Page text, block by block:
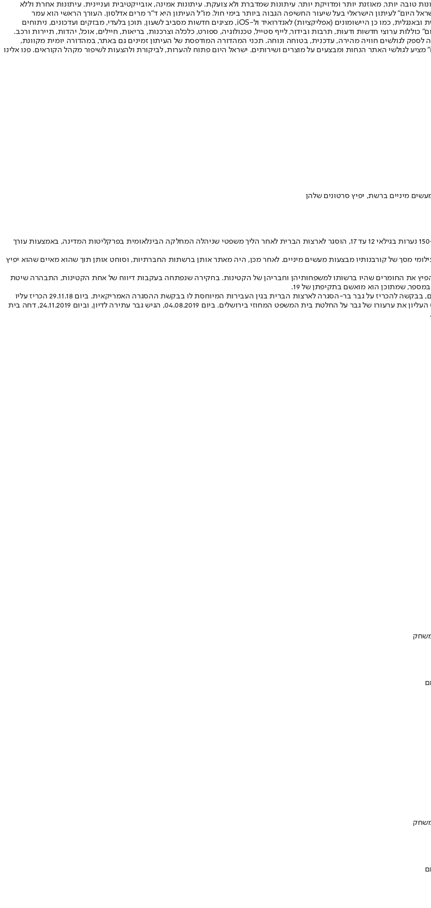
טובה יותר, מאוזנת יותר ומדויקת יותר. עיתונות שמדברת ולא צועקת. עיתונות אמינה, אובייקטיבית ועניינית. עיתונות אחרת וללא
המודפסת הראשונה פורסמה ב-30 ביולי 2007, וב-2010 הפך "ישראל היום" לעיתון הישראלי בעל שיעור החשיפה הגבוה ביותר בימי חול. מו"ל העיתון היא ד"ר מרים אדלסון. העורך הראשי הוא עמר
לחמנוביץ, והעורך המייסד הוא עמוס רגב. אתרי האינטרנט של "ישראל היום" בעברית ובאנגלית, כמו כן היישומונים (אפליקציות) לאנדרואיד ול-iOS, מציגים חדשות מסביב לשעון, תוכן בלעדי, מבזקים ועדכונים, ניתוחים
כוללות ערוצי חדשות ודעות, תרבות ובידור, לייף סטייל, טכנולוגיה, ספורט, כלכלה וצרכנות, בריאות, חיילים, אוכל, יהדות, תיירות ורכב.
לספק לגולשים חוויה מהירה, עדכנית, בטוחה ונוחה. תכני המהדורה המודפסת של העיתון זמינים גם באתר, במהדורה יומית מקוונת,
לגולשי האתר הנחות ומבצעים על מוצרים ושירותים. ישראל היום פתוח להערות, לביקורת ולהצעות לשיפור מקהל הקוראים. פנו אלינו
מיניים ברשת, יפיץ סרטונים שלהן
, הוסגר לארצות הברית לאחר הליך משפטי שניהלה המחלקה הבינלאומית בפרקליטות המדינה, באמצעות עורך
מסך של קורבנותיו מבצעות מעשים מיניים. לאחר מכן, היה מאתר אותן ברשתות החברתיות, וסוחט אותן תוך שהוא מאיים שהוא יפיץ
את החומרים שהיו ברשותו למשפחותיהן וחבריהן של הקטינות. בחקירה שנפתחה בעקבות דיווח של אחת הקטינות, התבהרה שיטת
שמתוכן הוא מואשם בתקיפתן של 19.
ביום 28.12.17, הגישה המחלקה הבינלאומית עתירה לבית המשפט המחוזי בירושלים, בבקשה להכריז על גבר בר-הסגרה לארצות הברית בגין העבירות המיוחסת לו בבקשת ההסגרה האמריקאית. ביום 29.11.18 הכריז עליו
בית-המשפט המחוזי בירושלים בר-הסגרה לארה"ב. ביום 14.7.19 דחה בית המשפט העליון את ערעורו של גבר על החלטת בית המשפט המחוזי בירושלים. ביום 04.08.2019, הגיש גבר עתירה לדיון, וביום 24.11.2019, דחה בית